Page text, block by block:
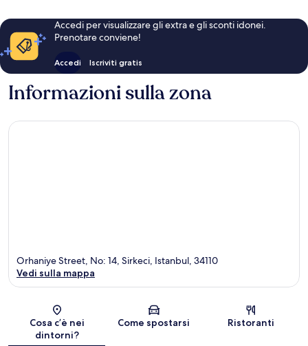
Accedi per visualizzare gli extra e gli sconti idonei.
Prenotare conviene!
Accedi Iscriviti gratis
Informazioni sulla zona
Mappa
Orhaniye Street, No: 14, Sirkeci, Istanbul, 34110
Vedi sulla mappa
Cosa c’è nei
dintorni?
Come spostarsi Ristoranti